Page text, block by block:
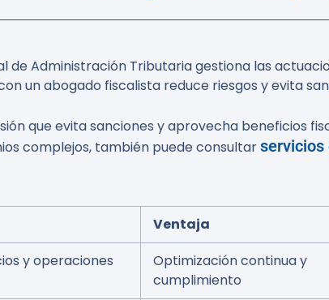
de Administración Tributaria gestiona las
un abogado fiscalista reduce riesgos y evita
que evita sanciones y aprovecha beneficios
complejos, también puede consultarservicios
Ventaja
y operaciones
Optimización continua y
cumplimiento